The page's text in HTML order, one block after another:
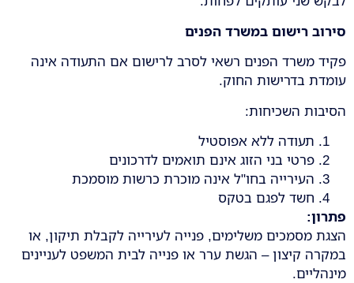
סירוב רישום במשרד הפנים
פקיד משרד הפנים רשאי לסרב לרישום אם התעודה אינה
עומדת בדרישות החוק.
הסיבות השכיחות:
תעודה ללא אפוסטיל
פרטי בני הזוג אינם תואמים לדרכונים
העירייה בחו"ל אינה מוכרת כרשות מוסמכת
חשד לפגם בטקס
פתרון:
הצגת מסמכים משלימים, פנייה לעירייה לקבלת תיקון, או
במקרה קיצון – הגשת ערר או פנייה לבית המשפט לעניינים
מינהליים.